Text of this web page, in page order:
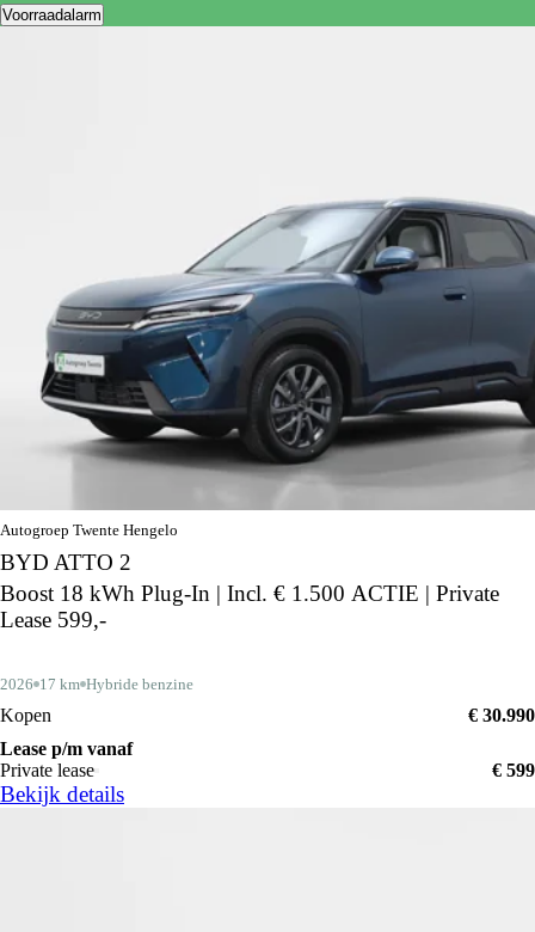
Voorraadalarm
Autogroep Twente Hengelo
BYD ATTO 2
Boost 18 kWh Plug-In | Incl. € 1.500 ACTIE | Private
Lease 599,-
2026 17 km Hybride benzine
Kopen
€ 30.990
Lease p/m vanaf
Private lease
€ 599
Bekijk details